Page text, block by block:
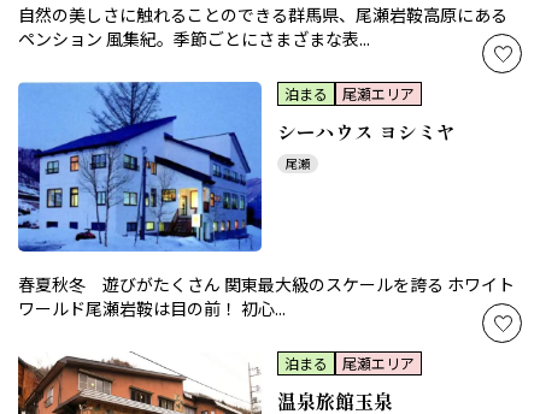
自然の美しさに触れることのできる群馬県、尾瀬岩鞍高原にある
ペンション 風集紀。季節ごとにさまざまな表...
泊まる 尾瀬エリア
シーハウス ヨシミヤ
尾瀬
春夏秋冬 遊びがたくさん 関東最大級のスケールを誇る ホワイト
ワールド尾瀬岩鞍は目の前！ 初心...
泊まる 尾瀬エリア
温泉旅館玉泉